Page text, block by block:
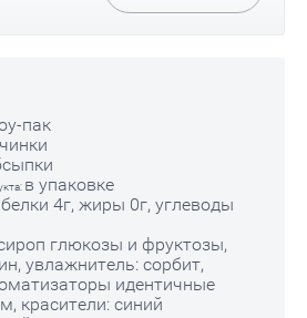
пак
в упаковке
белки 4г, жиры 0г, углеводы
глюкозы и фруктозы,
увлажнитель: сорбит,
идентичные
красители: cиний